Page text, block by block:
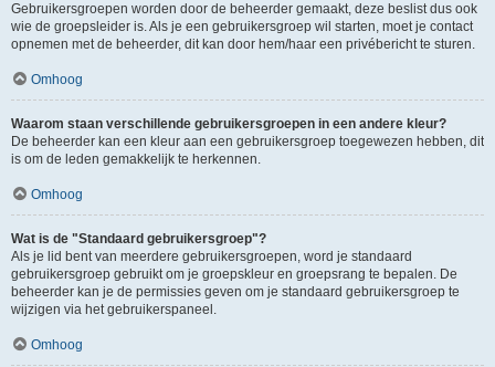
Gebruikersgroepen worden door de beheerder gemaakt, deze beslist dus ook
wie de groepsleider is. Als je een gebruikersgroep wil starten, moet je contact
opnemen met de beheerder, dit kan door hem/haar een privébericht te sturen.
Omhoog
Waarom staan verschillende gebruikersgroepen in een andere kleur?
De beheerder kan een kleur aan een gebruikersgroep toegewezen hebben, dit
is om de leden gemakkelijk te herkennen.
Omhoog
Wat is de "Standaard gebruikersgroep"?
Als je lid bent van meerdere gebruikersgroepen, word je standaard
gebruikersgroep gebruikt om je groepskleur en groepsrang te bepalen. De
beheerder kan je de permissies geven om je standaard gebruikersgroep te
wijzigen via het gebruikerspaneel.
Omhoog